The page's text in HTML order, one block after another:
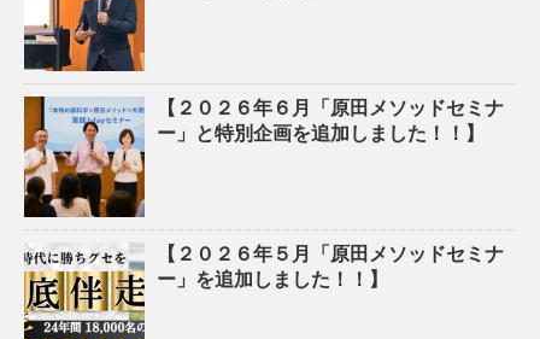
【２０２６年６月「原田メソッドセミナ
ー」と特別企画を追加しました！！】
【２０２６年５月「原田メソッドセミナ
ー」を追加しました！！】